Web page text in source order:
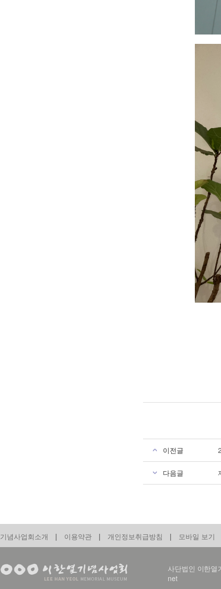
이전글
다음글
기념사업회소개 | 이용약관 | 개인정보취급방침 | 모바일 보기
사단법인 이한
net